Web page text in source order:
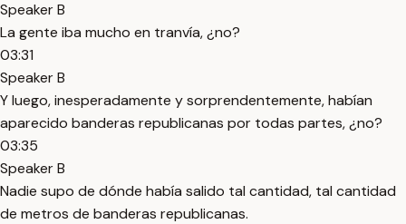
Speaker B
La gente iba mucho en tranvía, ¿no?
03:31
Speaker B
Y luego, inesperadamente y sorprendentemente, habían
aparecido banderas republicanas por todas partes, ¿no?
03:35
Speaker B
Nadie supo de dónde había salido tal cantidad, tal cantidad
de metros de banderas republicanas.